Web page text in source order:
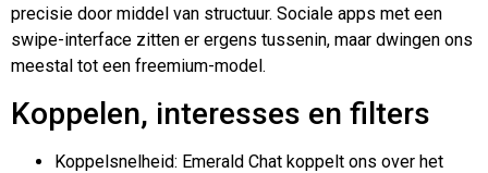
precisie door middel van structuur. Sociale apps met een
swipe-interface zitten er ergens tussenin, maar dwingen ons
meestal tot een freemium-model.
Koppelen, interesses en filters
Koppelsnelheid: Emerald Chat koppelt ons over het